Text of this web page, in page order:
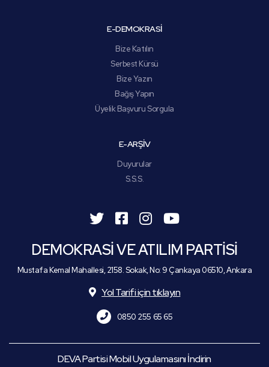
E-DEMOKRASİ
Bize Katılın
Serbest Kürsü
Bize Yazın
Bağış Yapın
Üyelik Başvuru Sorgula
E-ARŞİV
Duyurular
S.S.S.
DEMOKRASİ VE ATILIM PARTİSİ
Mustafa Kemal Mahallesi, 2158. Sokak, No: 9 Çankaya 06510, Ankara
Yol Tarifi için tıklayın
0850 255 65 65
DEVA Partisi Mobil Uygulamasını İndirin